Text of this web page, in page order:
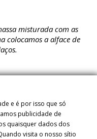
misturada com as
colocamos a alface de
e é por isso que só
publicidade de
quaisquer dados dos
visita o nosso sítio